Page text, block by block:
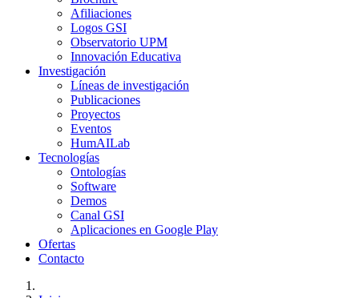
Afiliaciones
Logos GSI
Observatorio UPM
Innovación Educativa
Investigación
Líneas de investigación
Publicaciones
Proyectos
Eventos
HumAILab
Tecnologías
Ontologías
Software
Demos
Canal GSI
Aplicaciones en Google Play
Ofertas
Contacto